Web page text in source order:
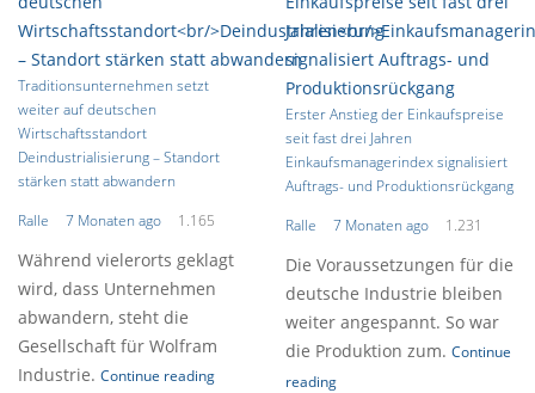
Traditionsunternehmen setzt
weiter auf deutschen
Wirtschaftsstandort
Deindustrialisierung – Standort
stärken statt abwandern
Ralle
7 Monaten ago 1.165
Während vielerorts geklagt
wird, dass Unternehmen
abwandern, steht die
Gesellschaft für Wolfram
Industrie. Continue reading
Erster Anstieg der Einkaufspreise
seit fast drei Jahren
Einkaufsmanagerindex signalisiert
Auftrags- und Produktionsrückgang
Ralle
7 Monaten ago 1.231
Die Voraussetzungen für die
deutsche Industrie bleiben
weiter angespannt. So war
die Produktion zum. Continue
reading